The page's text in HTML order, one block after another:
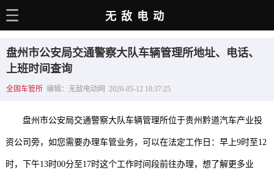
电动百科
电车资讯
电车手册
选车推荐
充电站
无敌电动
盘州市公安局交通警察大队车辆管理所地址、电话、
上班时间查询
全国车管所 编辑：无敌电动网 2026-05-12 18:37:25
盘州市公安局交通警察大队车辆管理所位于贵州黔道汽车产业投
资公司旁，如您需要办理车管业务，可以在法定工作日：早上9时至12
时，下午13时00分至17时这个工作时间段前往办理，想了解更多业